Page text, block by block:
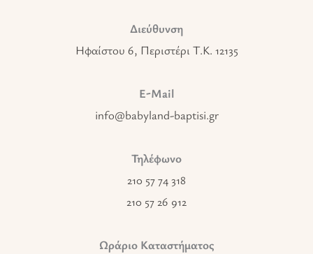
Διεύθυνση
Ηφαίστου 6, Περιστέρι T.K. 12135
E-Mail
info@babyland-baptisi.gr
Τηλέφωνο
210 57 74 318
210 57 26 912
Ωράριο Καταστήματος